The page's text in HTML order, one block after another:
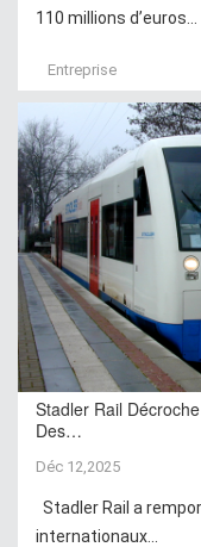
110 millions d’euros...
Entreprise
Stadler Rail
Des…
Déc 12,2025
Stadler Rail a
internationaux...